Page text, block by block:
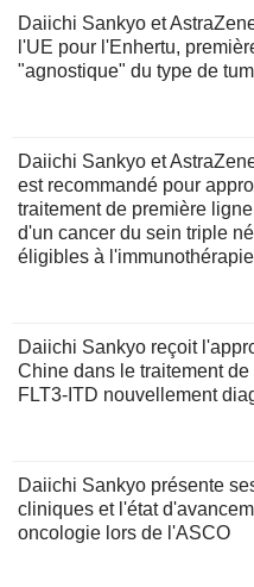
Daiichi Sankyo et
l'UE pour l'Enhertu,
"agnostique" du type de
Daiichi Sankyo et
est recommandé pour
traitement de première
d'un cancer du sein triple
éligibles à l'immunothérapie
Daiichi Sankyo reçoit
Chine dans le traitement
FLT3-ITD nouvellement
Daiichi Sankyo présente
cliniques et l'état
oncologie lors de l'ASCO